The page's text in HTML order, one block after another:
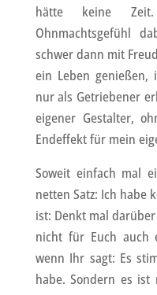
hätte keine
Ohnmachtsgefühl
schwer dann mit
ein Leben
nur als Getriebener
eigener Gestalter,
Endeffekt für mein
Soweit einfach mal
netten Satz: Ich habe
ist: Denkt mal
nicht für Euch auch
wenn Ihr sagt: Es
habe. Sondern es ist